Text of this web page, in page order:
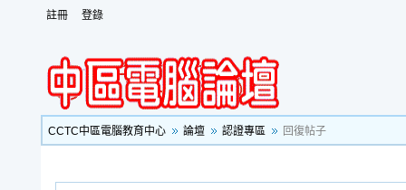
註冊 登錄
CCTC中區電腦教育中心 論壇 認證專區 回復帖子